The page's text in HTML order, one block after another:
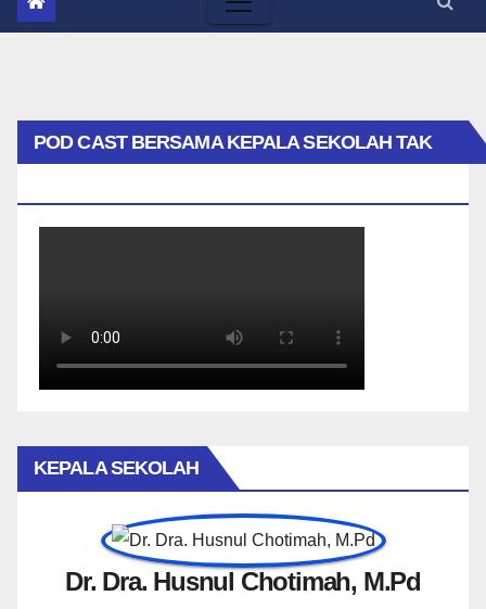
POD CAST BERSAMA KEPALA SEKOLAH TAK
KEPALA SEKOLAH
Dr. Dra. Husnul Chotimah, M.Pd